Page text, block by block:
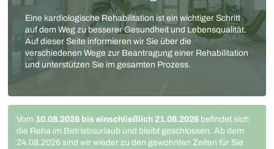
Eine kardiologische Rehabilitation ist ein wichtiger Schritt
auf dem Weg zu besserer Gesundheit und Lebensqualität.
Auf dieser Seite informieren wir Sie über die
verschiedenen Wege zur Beantragung einer Rehabilitation
und unterstützen Sie im gesamten Prozess.
Vom 10.08.2026 bis einschließlich 21.08.2026 befindet sich
die Reha im Betriebsurlaub und bleibt geschlossen. Ab dem
24.08.2026 sind wir wieder zu den gewohnten Zeiten für Sie